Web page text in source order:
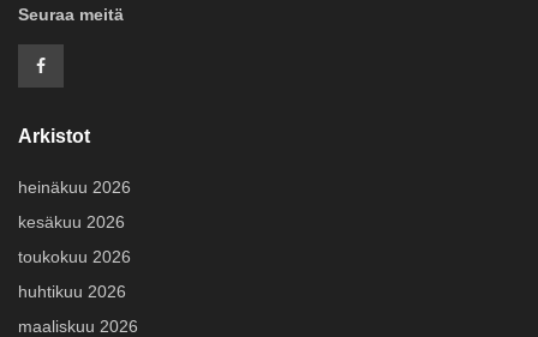
Seuraa meitä
Arkistot
heinäkuu 2026
kesäkuu 2026
toukokuu 2026
huhtikuu 2026
maaliskuu 2026